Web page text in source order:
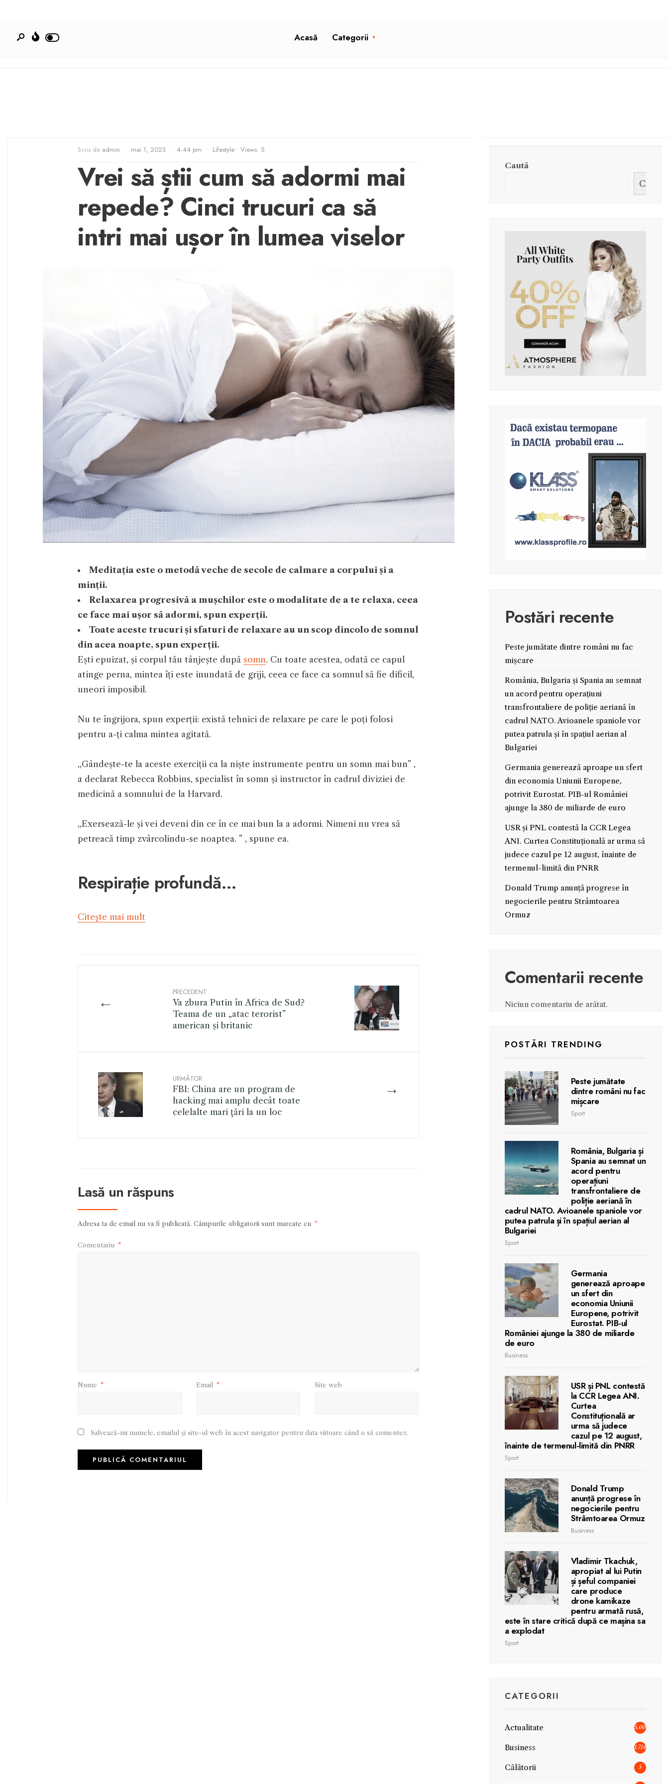
Acasă Categorii
Scris de admin • mai 1, 2023 • 4:44 pm • Lifestyle • Views: 5
Vrei să știi cum să adormi mai
repede? Cinci trucuri ca să
intri mai ușor în lumea viselor
Meditația este o metodă veche de secole de calmare a corpului și a
minții.
Relaxarea progresivă a mușchilor este o modalitate de a te relaxa, ceea
ce face mai ușor să adormi, spun experții.
Toate aceste trucuri și sfaturi de relaxare au un scop dincolo de somnul
din acea noapte, spun experții.
Ești epuizat, și corpul tău tânjește după somn. Cu toate acestea, odată ce capul
atinge perna, mintea îți este inundată de griji, ceea ce face ca somnul să fie dificil,
uneori imposibil.
Nu te îngrijora, spun experții: există tehnici de relaxare pe care le poți folosi
pentru a-ți calma mintea agitată.
,,Gândește-te la aceste exerciții ca la niște instrumente pentru un somn mai bun” ,
a declarat Rebecca Robbins, specialist în somn și instructor în cadrul diviziei de
medicină a somnului de la Harvard.
,,Exersează-le și vei deveni din ce în ce mai bun la a adormi. Nimeni nu vrea să
petreacă timp zvârcolindu-se noaptea. ” , spune ea.
Respirație profundă…
Citeşte mai mult
←
PRECEDENT
Va zbura Putin în Africa de Sud?
Teama de un „atac terorist”
american și britanic
→
URMĂTOR
FBI: China are un program de
hacking mai amplu decât toate
celelalte mari ţări la un loc
Lasă un răspuns
Adresa ta de email nu va fi publicată. Câmpurile obligatorii sunt marcate cu *
Comentariu *
Nume * Email * Site web
Salvează-mi numele, emailul și site-ul web în acest navigator pentru data viitoare când o să comentez.
Caută
Caută
Postări recente
Peste jumătate dintre români nu fac
mișcare
România, Bulgaria și Spania au semnat
un acord pentru operațiuni
transfrontaliere de poliție aeriană în
cadrul NATO. Avioanele spaniole vor
putea patrula și în spațiul aerian al
Bulgariei
Germania generează aproape un sfert
din economia Uniunii Europene,
potrivit Eurostat. PIB-ul României
ajunge la 380 de miliarde de euro
USR și PNL contestă la CCR Legea
ANI. Curtea Constituțională ar urma să
judece cazul pe 12 august, înainte de
termenul-limită din PNRR
Donald Trump anunță progrese în
negocierile pentru Strâmtoarea
Ormuz
Comentarii recente
Niciun comentariu de arătat.
POSTĂRI TRENDING
Peste jumătate
dintre români nu fac
mișcare
Sport
România, Bulgaria și
Spania au semnat un
acord pentru
operațiuni
transfrontaliere de
poliție aeriană în
cadrul NATO. Avioanele spaniole vor
putea patrula și în spațiul aerian al
Bulgariei
Sport
Germania
generează aproape
un sfert din
economia Uniunii
Europene, potrivit
Eurostat. PIB-ul
României ajunge la 380 de miliarde
de euro
Business
USR și PNL contestă
la CCR Legea ANI.
Curtea
Constituțională ar
urma să judece
cazul pe 12 august,
înainte de termenul-limită din PNRR
Sport
Donald Trump
anunță progrese în
negocierile pentru
Strâmtoarea Ormuz
Business
Vladimir Tkachuk,
apropiat al lui Putin
și șeful companiei
care produce
drone kamikaze
pentru armată rusă,
este în stare critică după ce mașina sa
a explodat
Sport
CATEGORII
Actualitate 5.006
Business 1.714
Călătorii 5